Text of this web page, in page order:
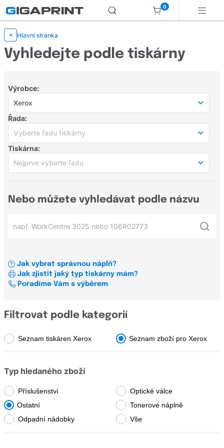
0
< Hlavní stránka
Vyhledejte podle tiskárny
Výrobce:
Xerox
Populární výrobci
HP
Canon
Xerox
Konfigurátor štítků a pásek pro tiskárny štítků
Všechni výrobci
Brady
Canon
Casio
Dell
Develop
Epson
Řada:
Vyberte řadu tiskárny
Vyberte řadu tiskárny
Populární řady
3xxx
AltaLink
Všechny řady
3xxx
AltaLink
Tiskárna:
Nejprve vyberte řadu
Populární tiskárny
Xerox Phaser 3020
Xerox Phaser 3020 BI
Xerox WorkCentre 3025 BI
Nebo můžete vyhledávat podle názvu
Jak vybrat správnou náplň?
Jak zjistit jaký typ tiskárny mám?
Poradíme Vám s výběrem
Filtrovat podle kategorií
Seznam tiskáren Xerox Seznam zboží pro Xerox
Typ hledaného zboží
Příslušenství
Optické válce
Ostatní
Tonerové náplně
Odpadní nádobky
Vše